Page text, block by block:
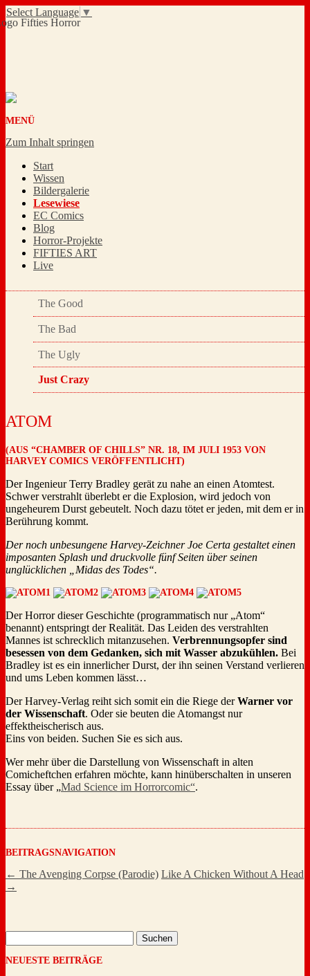
MENÜ
Zum Inhalt springen
Start
Wissen
Bildergalerie
Lesewiese
EC Comics
Blog
Horror-Projekte
FIFTIES ART
Live
Select Language ▼
The Good
The Bad
The Ugly
Just Crazy
ATOM
(AUS “CHAMBER OF CHILLS” NR. 18, IM JULI 1953 VON
HARVEY COMICS VERÖFFENTLICHT)
Der Ingenieur Terry Bradley gerät zu nahe an einen Atomtest.
Schwer verstrahlt überlebt er die Explosion, wird jedoch von
ungeheurem Durst gebeutelt. Noch dazu tötet er jeden, mit dem er in
Berührung kommt.
Der noch unbesungene Harvey-Zeichner Joe Certa gestaltet einen
imposanten Splash und druckvolle fünf Seiten über seinen
unglücklichen „Midas des Todes“.
Der Horror dieser Geschichte (programmatisch nur „Atom“
benannt) entspringt der Realität. Das Leiden des verstrahlten
Mannes ist schrecklich mitanzusehen. Verbrennungsopfer sind
besessen von dem Gedanken, sich mit Wasser abzukühlen. Bei
Bradley ist es ein innerlicher Durst, der ihn seinen Verstand verlieren
und ums Leben kommen lässt…
Der Harvey-Verlag reiht sich somit ein die Riege derWarner vor
der Wissenschaft. Oder sie beuten die Atomangst nur
effektheischerisch aus.
Eins von beiden. Suchen Sie es sich aus.
Wer mehr über die Darstellung von Wissenschaft in alten
Comicheftchen erfahren möchte, kann hinüberschalten in unseren
Essay über „Mad Science im Horrorcomic“.
BEITRAGSNAVIGATION
← The Avenging Corpse (Parodie) Like A Chicken Without A Head
→
nach:
NEUESTE BEITRÄGE